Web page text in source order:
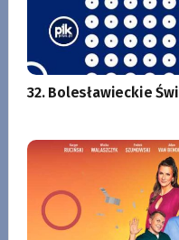
32. Bolesławieckie